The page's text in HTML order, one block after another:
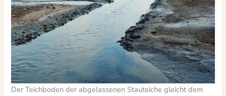
Der Teichboden der abgelassenen Stauteiche gleicht dem